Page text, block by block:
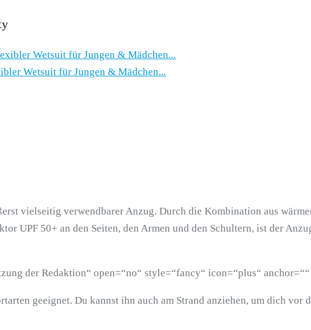
Wetsuit für Jungen & Mädchen...
vielseitig verwendbarer Anzug. Durch die Kombination aus
UPF 50+ an den Seiten, den Armen und den Schultern, ist der
der Redaktion“ open=“no“ style=“fancy“ icon=“plus“
geeignet. Du kannst ihn auch am Strand anziehen, um dich vor